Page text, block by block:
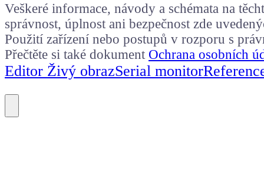
Veškeré informace, návody a schémata na
správnost, úplnost ani bezpečnost zde
Použití zařízení nebo postupů v rozporu s
Přečtěte si také dokument Ochrana osobních
Editor Živý obrazSerial monitor